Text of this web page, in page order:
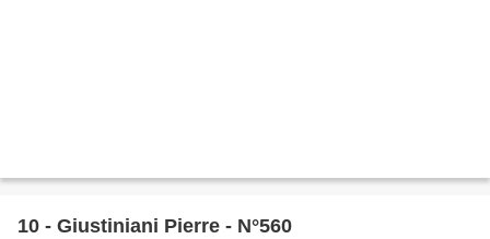
10 - Giustiniani Pierre - N°560